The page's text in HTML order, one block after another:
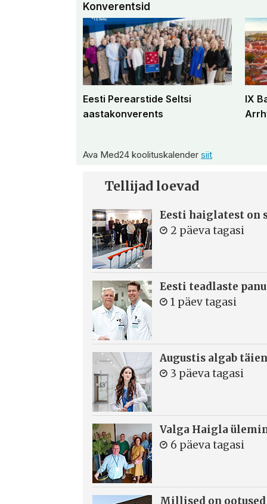
Konverentsid
Eesti Perearstide Seltsi
aastakonverents
IX
Ava Med24 koolituskalendersiit
Tellijad loevad
Eesti haiglatest on
2 päeva tagasi
Eesti teadlaste
1 päev tagasi
Augustis algab
3 päeva tagasi
Valga Haigla
6 päeva tagasi
Millised on